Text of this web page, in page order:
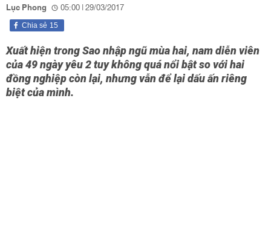
Lục Phong 05:00 | 29/03/2017
15
Chia sẻ
Xuất hiện trong Sao nhập ngũ mùa hai, nam diễn viên
của 49 ngày yêu 2 tuy không quá nổi bật so với hai
đồng nghiệp còn lại, nhưng vẫn để lại dấu ấn riêng
biệt của mình.